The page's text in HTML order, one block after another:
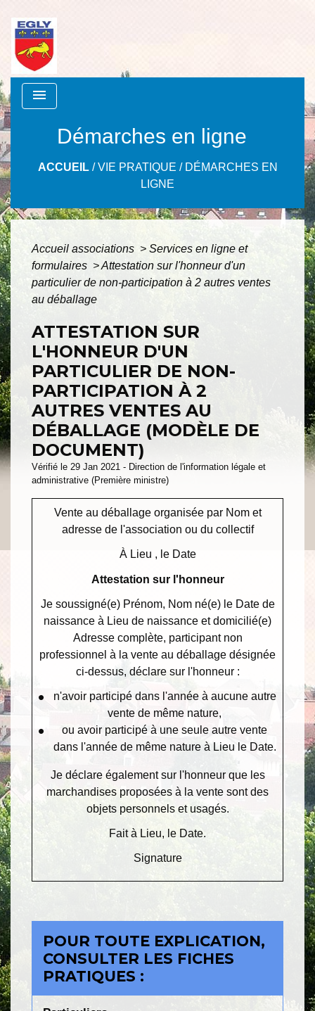
menu
Démarches en ligne
ACCUEIL/VIE PRATIQUE / DÉMARCHES EN
LIGNE
Accueil associations > Services en ligne et
formulaires >Attestation sur l'honneur d'un
particulier de non-participation à 2 autres ventes
au déballage
ATTESTATION SUR
L'HONNEUR D'UN
PARTICULIER DE NON-
PARTICIPATION À 2
AUTRES VENTES AU
DÉBALLAGE (MODÈLE DE
DOCUMENT)
Vérifié le 29 Jan 2021 - Direction de l'information légale et
administrative (Première ministre)
Vente au déballage organisée par Nom et
adresse de l'association ou du collectif
À Lieu , le Date
Attestation sur l'honneur
Je soussigné(e) Prénom, Nomné(e) le Date de
naissance à Lieu de naissance et domicilié(e)
Adresse complète, participant non
professionnel à la vente au déballage désignée
ci-dessus, déclare sur l'honneur :
n'avoir participé dans l'année à aucune autre
vente de même nature,
ou avoir participé à une seule autre vente
dans l'année de même nature à Lieu le Date.
Je déclare également sur l'honneur que les
marchandises proposées à la vente sont des
objets personnels et usagés.
Fait à Lieu, le Date.
Signature
POUR TOUTE EXPLICATION,
CONSULTER LES FICHES
PRATIQUES :